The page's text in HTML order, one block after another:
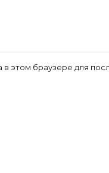
в этом браузере для